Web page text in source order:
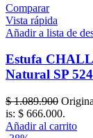
Comparar
Vista rápida
Añadir a lista de
Estufa
Natural SP
$1.089.900
is: $ 666.000.
Añadir al carrito